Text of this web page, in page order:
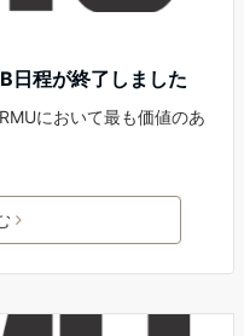
日程が終了しました
において最も価値のあ